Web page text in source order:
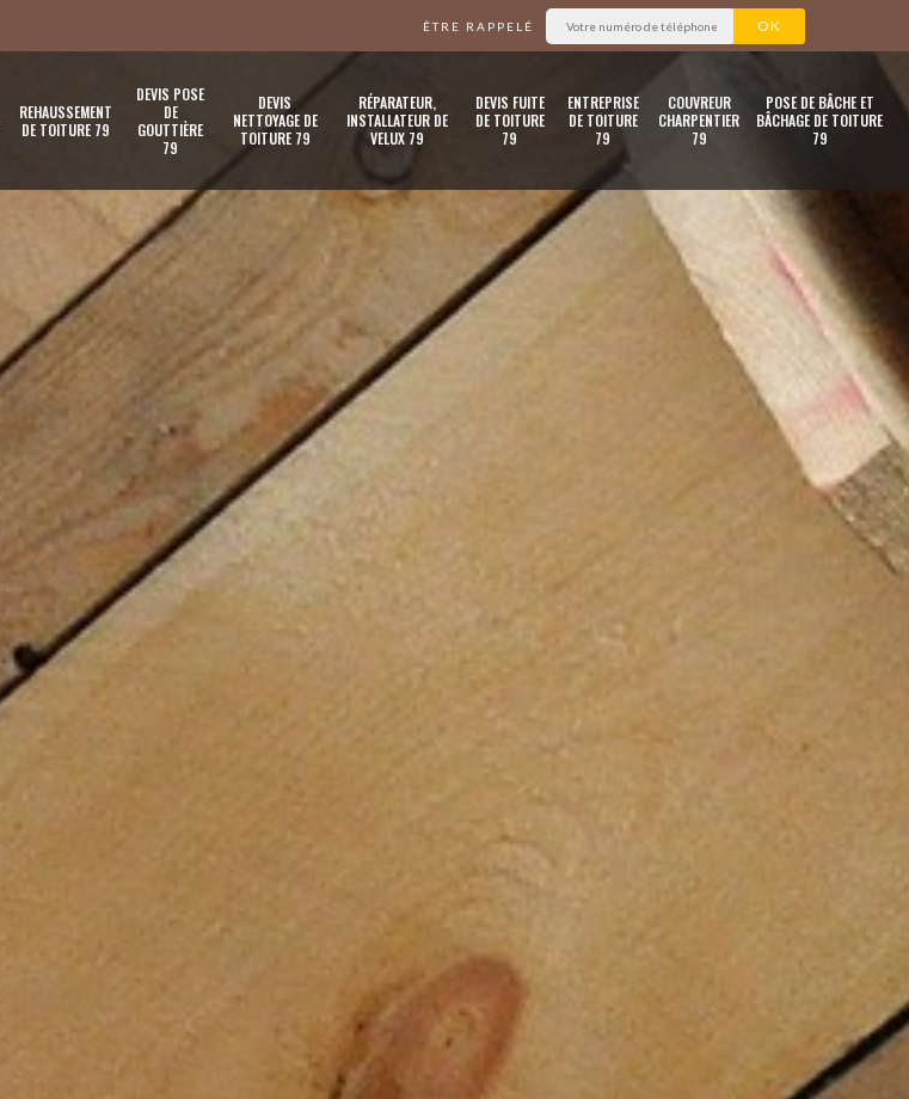
ÊTRE RAPPELÉ
REHAUSSEMENT
DE TOITURE 79
DEVIS POSE
DE
GOUTTIÈRE
79
DEVIS
NETTOYAGE DE
TOITURE 79
RÉPARATEUR,
INSTALLATEUR DE
VELUX 79
DEVIS FUITE
DE TOITURE
79
ENTREPRISE
DE TOITURE
79
COUVREUR
CHARPENTIER
79
POSE DE BÂCHE ET
BÂCHAGE DE TOITURE
79